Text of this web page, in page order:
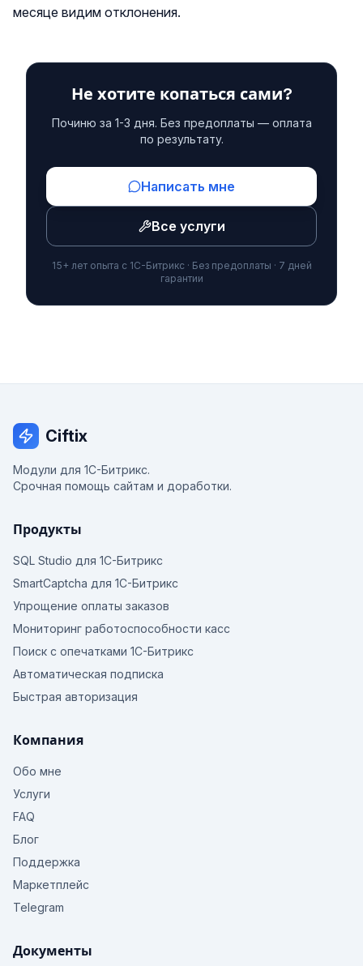
месяце видим отклонения.
Не хотите копаться сами?
Починю за 1-3 дня. Без предоплаты — оплата
по результату.
Написать мне
Все услуги
15+ лет опыта с 1С-Битрикс · Без предоплаты · 7 дней
гарантии
Ciftix
Модули для 1С-Битрикс.
Срочная помощь сайтам и доработки.
Продукты
SQL Studio для 1С-Битрикс
SmartCaptcha для 1С-Битрикс
Упрощение оплаты заказов
Мониторинг работоспособности касс
Поиск с опечатками 1С-Битрикс
Автоматическая подписка
Быстрая авторизация
Компания
Обо мне
Услуги
FAQ
Блог
Поддержка
Маркетплейс
Telegram
Документы